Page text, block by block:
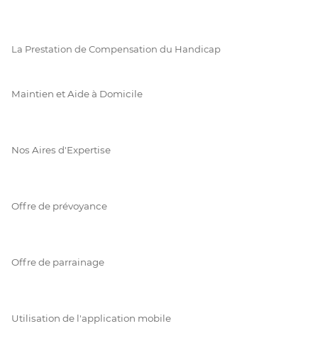
La Prestation de Compensation du Handicap
Maintien et Aide à Domicile
Nos Aires d'Expertise
Offre de prévoyance
Offre de parrainage
Utilisation de l'application mobile